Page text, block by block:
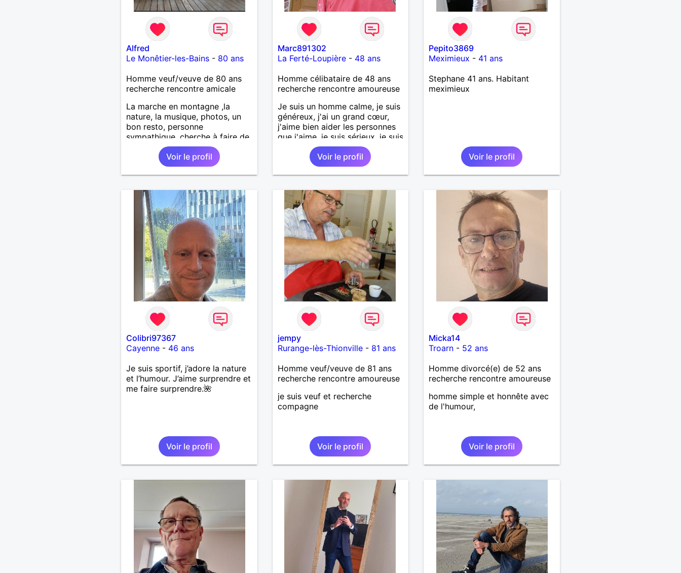
Alfred
Le Monêtier-les-Bains- 80 ans
Homme veuf/veuve de 80 ans
recherche rencontre amicale
La marche en montagne ,la
nature, la musique, photos, un
bon resto, personne
sympathique, cherche à faire de
nouvelles connaissances .
Voir le profil
Marc891302
La Ferté-Loupière- 48 ans
Homme célibataire de 48 ans
recherche rencontre amoureuse
Je suis un homme calme, je suis
généreux, j'ai un grand cœur,
j'aime bien aider les personnes
que j'aime, je suis sérieux, je suis
sincère, je suis honnête, j'aime
pas qu'on joue avec moi et
j'aime pas les mensonges. Je
cherche une relation amoureuse
Voir le profil
Pepito3869
Meximieux - 41 ans
Stephane 41 ans. Habitant
meximieux
Voir le profil
Colibri97367
Cayenne- 46 ans
Je suis sportif, j’adore la nature
et l’humour. J’aime surprendre et
me faire surprendre.🌺
Voir le profil
jempy
Rurange-lès-Thionville- 81 ans
Homme veuf/veuve de 81 ans
recherche rencontre amoureuse
je suis veuf et recherche
compagne
Voir le profil
Micka14
Troarn - 52 ans
Homme divorcé(e) de 52 ans
recherche rencontre amoureuse
homme simple et honnête avec
de l'humour,
Voir le profil